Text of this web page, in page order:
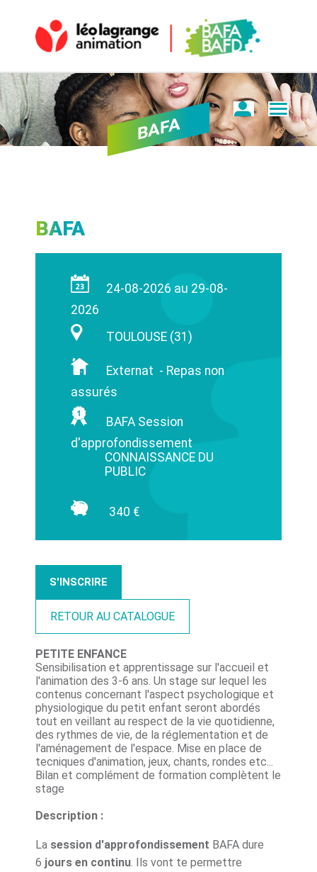
BAFA
BAFA
24-08-2026 au 29-08-
2026
TOULOUSE (31)
Externat - Repas non
assurés
BAFA Session
d'approfondissement
CONNAISSANCE DU
PUBLIC
340 €
S'INSCRIRE
RETOUR AU CATALOGUE
PETITE ENFANCE
Sensibilisation et apprentissage sur l'accueil et
l'animation des 3-6 ans. Un stage sur lequel les
contenus concernant l'aspect psychologique et
physiologique du petit enfant seront abordés
tout en veillant au respect de la vie quotidienne,
des rythmes de vie, de la réglementation et de
l'aménagement de l'espace. Mise en place de
tecniques d'animation, jeux, chants, rondes etc...
Bilan et complément de formation complètent le
stage
Description :
La session d'approfondissement BAFA dure
6 jours en continu . Ils vont te permettre